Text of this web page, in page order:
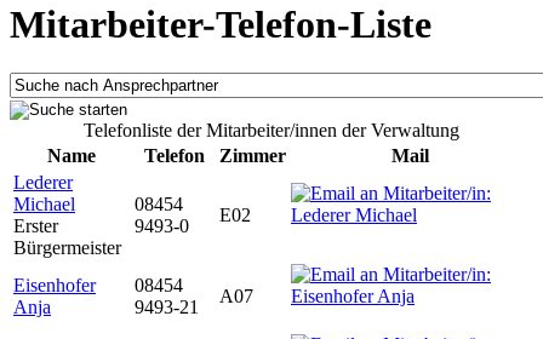
Mitarbeiter-Telefon-Liste
Telefonliste der Mitarbeiter/innen der Verwaltung
Name
Telefon Zimmer
Mail
Lederer
Michael
Erster
Bürgermeister
08454
9493-0
E02
Eisenhofer
Anja
08454
9493-21
A07